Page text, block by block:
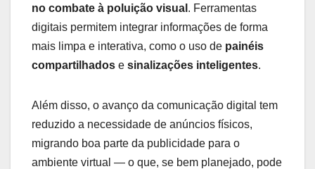
no combate à poluição visual . Ferramentas
digitais permitem integrar informações de forma
mais limpa e interativa, como o uso de painéis
compartilhados e sinalizações inteligentes.
Além disso, o avanço da comunicação digital tem
reduzido a necessidade de anúncios físicos,
migrando boa parte da publicidade para o
ambiente virtual — o que, se bem planejado, pode